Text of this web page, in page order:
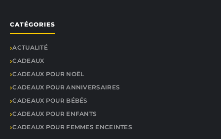
CATÉGORIES
ACTUALITÉ
CADEAUX
CADEAUX POUR NOËL
CADEAUX POUR ANNIVERSAIRES
CADEAUX POUR BÉBÉS
CADEAUX POUR ENFANTS
CADEAUX POUR FEMMES ENCEINTES